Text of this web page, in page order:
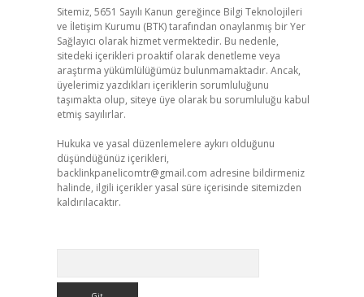
Sitemiz, 5651 Sayılı Kanun gereğince Bilgi Teknolojileri
ve İletişim Kurumu (BTK) tarafından onaylanmış bir Yer
Sağlayıcı olarak hizmet vermektedir. Bu nedenle,
sitedeki içerikleri proaktif olarak denetleme veya
araştırma yükümlülüğümüz bulunmamaktadır. Ancak,
üyelerimiz yazdıkları içeriklerin sorumluluğunu
taşımakta olup, siteye üye olarak bu sorumluluğu kabul
etmiş sayılırlar.
Hukuka ve yasal düzenlemelere aykırı olduğunu
düşündüğünüz içerikleri,
backlinkpanelicomtr@gmail.com adresine bildirmeniz
halinde, ilgili içerikler yasal süre içerisinde sitemizden
kaldırılacaktır.